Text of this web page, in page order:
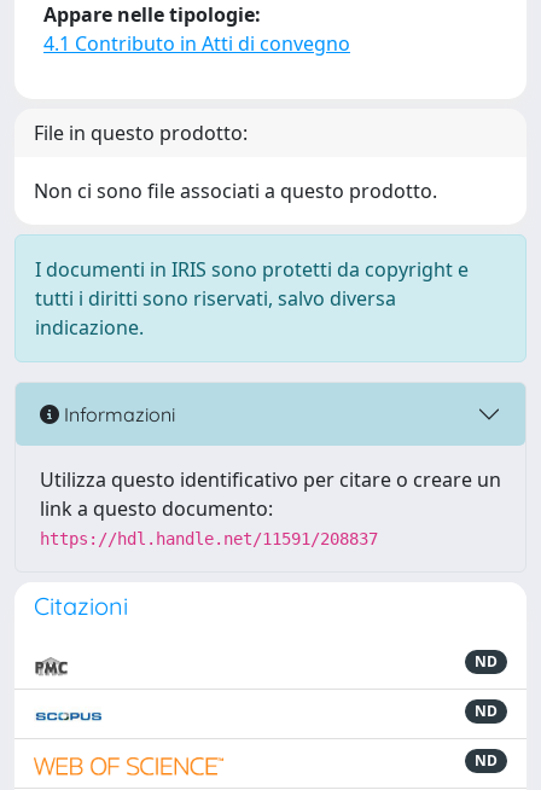
Appare nelle tipologie:
4.1 Contributo in Atti di convegno
File in questo prodotto:
Non ci sono file associati a questo prodotto.
I documenti in IRIS sono protetti da copyright e
tutti i diritti sono riservati, salvo diversa
indicazione.
Informazioni
Utilizza questo identificativo per citare o creare un
link a questo documento:
https://hdl.handle.net/11591/208837
Citazioni
ND
ND
ND